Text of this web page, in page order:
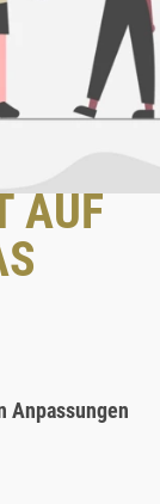
AUF
Anpassungen